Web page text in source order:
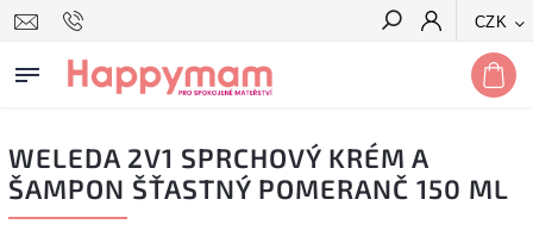
CZK
Hledat
WELEDA 2V1 SPRCHOVÝ KRÉM A
ŠAMPON ŠŤASTNÝ POMERANČ 150 ML